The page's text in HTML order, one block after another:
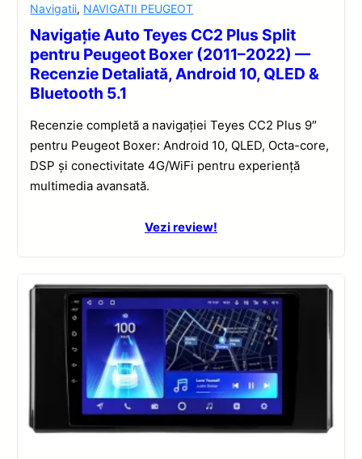
Navigatii, NAVIGATII PEUGEOT
Navigație Auto Teyes CC2 Plus Split
pentru Peugeot Boxer (2011–2022) —
Recenzie Detaliată, Android 10, QLED &
Bluetooth 5.1
Recenzie completă a navigației Teyes CC2 Plus 9″
pentru Peugeot Boxer: Android 10, QLED, Octa-core,
DSP și conectivitate 4G/WiFi pentru experiență
multimedia avansată.
Vezi review!